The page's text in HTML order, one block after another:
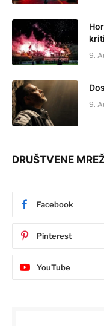
9.
9.
DRUŠTVENE
Facebook
Pinterest
YouTube